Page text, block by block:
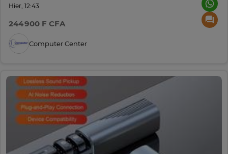
Hier, 12:43
244 900 F CFA
Computer Center